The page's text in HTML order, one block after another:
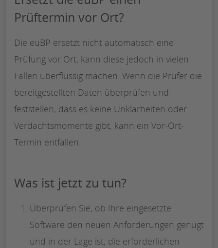
Prüftermin vor Ort?
Die euBP ersetzt nicht automatisch eine
Prüfung vor Ort, kann diese jedoch in vielen
Fällen überflüssig machen. Wenn die Prüfer die
bereitgestellten Daten überprüfen und
feststellen, dass es keine Unklarheiten oder
Verdachtsmomente gibt, kann ein Vor-Ort-
Termin entfallen.
Was ist jetzt zu tun?
Überprüfen Sie, ob Ihre eingesetzte
Software den neuen Anforderungen genügt
und in der Lage ist, die erforderlichen